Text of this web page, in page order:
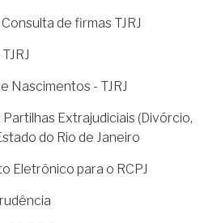
de firmas TJRJ
Nascimentos - TJRJ
Extrajudiciais (Divórcio,
do Rio de Janeiro
Eletrônico para o RCPJ